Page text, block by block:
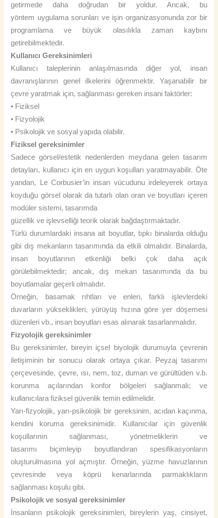
getirmede daha doğrudan bir yoldur. Ancak, bu
yöntem uygulama sorunları ve işin organizasyonunda zor bir
programlama ve büyük olasılıkla zaman kaybını
getirebilmektedir.
Kullanıcı Gereksinimleri
Kullanıcı taleplerinin anlaşılmasında diğer yol, insan
davranışlarının genel ilkelerini öğrenmektir. Yaşanabilir bir
çevre yaratmak için, sağlanması gereken insani faktörler:
• Fiziksel
• Fizyolojik
• Psikolojik ve sosyal yapıda olabilir.
Fiziksel gereksinimler
Sadece görsel/estetik nedenlerden meydana gelen tasarım
detayları, kullanıcı için en uygun koşulları yaratmayabilir. Öte
yandan, Le Corbusier’in insan vücudunu irdeleyerek ortaya
koyduğu görsel olarak da tutarlı olan oran ve boyutları içeren
modüler sistemi, tasarımda
güzellik ve işlevselliği teorik olarak bağdaştırmaktadır.
Türlü durumlardaki insana ait boyutlar, tıpkı binalarda olduğu
gibi dış mekanların tasarımında da etkili olmalıdır. Binalarda,
insan boyutlarının etkenliği belki çok daha açık
görülebilmektedir; ancak, dış mekan tasarımında da bu
boyutlamalar geçerli olmalıdır.
Örneğin, basamak rıhtları ve enleri, farklı işlevlerdeki
duvarların yükseklikleri, yürüyüş hızına göre yer döşemesi
düzenleri vb., insan boyutları esas alınarak tasarlanmalıdır.
Fizyolojik gereksinimler
Bu gereksinimler, bireyin içsel biyolojik durumuyla çevrenin
iletişiminin bir sonucu olarak ortaya çıkar. Peyzaj tasarımı
çerçevesinde, çevre, ısı, nem, toz, duman ve gürültüden v.b.
korunma açılarından konfor bölgeleri sağlanmalı; ve
kullanıcılara fiziksel güvenlik temin edilmelidir.
Yarı-fizyolojik, yarı-psikolojik bir gereksinim, acıdan kaçınma,
kendini koruma gereksinimidir. Kullanıcılar için güvenlik
koşullarının sağlanması, yönetmeliklerin ve
tasarımı biçimleyip boyutlandıran spesifikasyonların
oluşturulmasına yol açmıştır. Örneğin, yüzme havuzlarının
çevresinde veya köprü kenarlarında parmaklıkların
sağlanması koşulu gibi.
Psikolojik ve sosyal gereksinimler
İnsanların psikolojik gereksinimleri, bireylerin yaş, cinsiyet,